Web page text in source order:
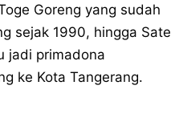
Goreng yang sudah
sejak 1990, hingga Sate
jadi primadona
ke Kota Tangerang.